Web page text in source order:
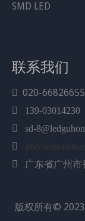
7070强光长光束
JH-
产品品牌：
LEDGUHON
下载：
JH-
数量：
询价
加入询价篮
产品描述
SMD LED
联系我们
 020-66826655

139-03014230
 sd-


广东省广州市
版权所有© 2023